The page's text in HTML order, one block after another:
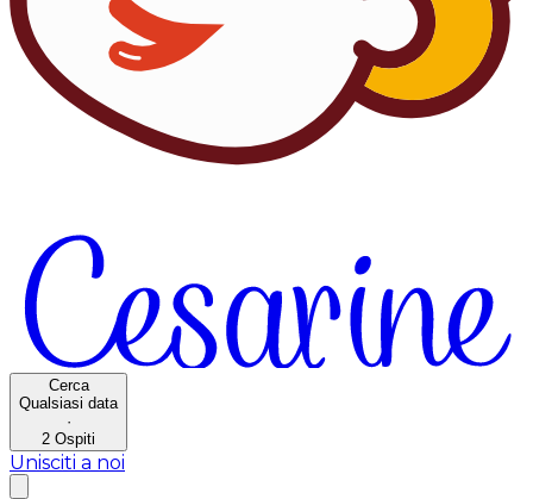
Cerca
Qualsiasi data
·
2 Ospiti
Unisciti a noi